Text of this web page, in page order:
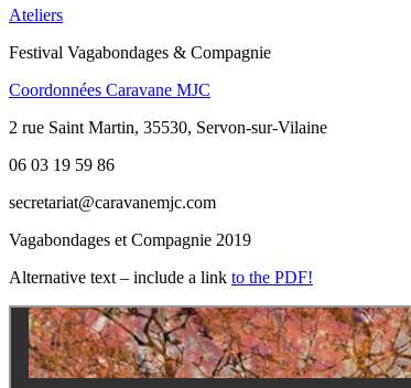
Ateliers
Festival Vagabondages & Compagnie
Coordonnées Caravane MJC
2 rue Saint Martin, 35530, Servon-sur-Vilaine
06 03 19 59 86
secretariat@caravanemjc.com
Vagabondages et Compagnie 2019
Alternative text – include a link to the PDF!